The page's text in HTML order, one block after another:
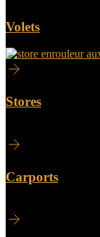
Volets
Stores
Carports